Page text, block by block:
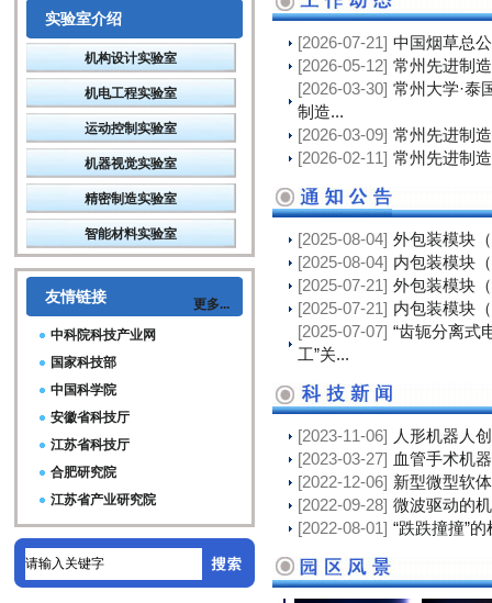
实验室介绍
机构设计实验室
机电工程实验室
运动控制实验室
机器视觉实验室
精密制造实验室
智能材料实验室
更多...
友情链接
中科院科技产业网
国家科技部
中国科学院
安徽省科技厅
江苏省科技厅
合肥研究院
江苏省产业研究院
[2026-07-21] 中国烟草总
[2026-05-12] 常州先进制
[2026-03-30] 常州大学·泰
制造...
[2026-03-09] 常州先进制
[2026-02-11] 常州先进制
[2025-08-04] 外包装模块
[2025-08-04] 内包装模块
[2025-07-21] 外包装模块
[2025-07-21] 内包装模块
[2025-07-07] “齿轭分离式
工”关...
[2023-11-06]
人形机器人
[2023-03-27] 血管手术机
[2022-12-06] 新型微型软
[2022-09-28] 微波驱动的
[2022-08-01] “跌跌撞撞”